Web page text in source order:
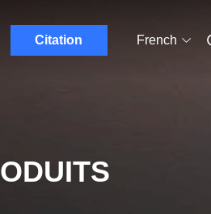
Citation French